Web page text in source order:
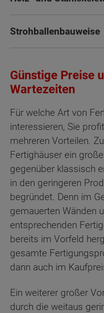
Strohballenbauweise
Günstige Preise
Wartezeiten
Für welche Art von
interessieren, Sie
mehreren Vorteilen.
Fertighäuser ein
gegenüber klassisch
in den geringeren
begründet. Denn im
gemauerten Wänden
entsprechenden
bereits im Vorfeld
gesamte
dann auch im
Ein weiterer großer
durch die weitaus